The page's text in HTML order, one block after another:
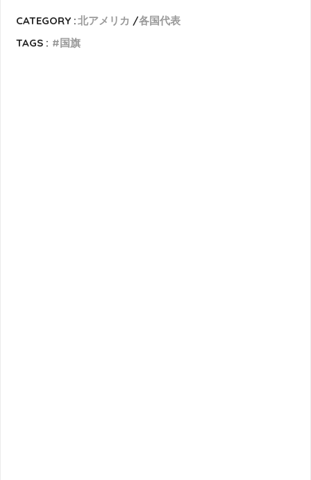
CATEGORY :北アメリカ
各国代表
TAGS :
国旗